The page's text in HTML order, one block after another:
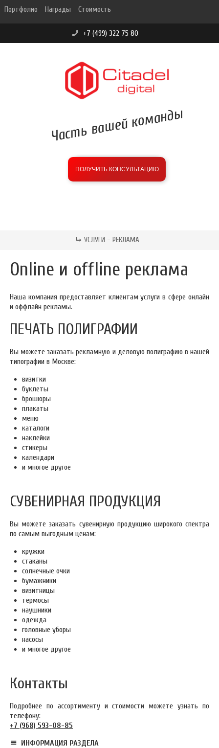
Портфолио Награды Стоимость
+7 (499) 322 75 80
Часть вашей команды
ПОЛУЧИТЬ КОНСУЛЬТАЦИЮ
бесплатная
оценка
УСЛУГИ - РЕКЛАМА
Online и offline реклама
Наша компания предоставляет клиентам услуги в сфере онлайн
и оффлайн рекламы.
ПЕЧАТЬ ПОЛИГРАФИИ
Вы можете заказать рекламную и деловую полиграфию в нашей
типографии в Москве:
визитки
буклеты
брошюры
плакаты
меню
каталоги
наклейки
стикеры
календари
и многое другое
СУВЕНИРНАЯ ПРОДУКЦИЯ
Вы можете заказать сувенирную продукцию широкого спектра
по самым выгодным ценам:
кружки
стаканы
солнечные очки
бумажники
визитницы
термосы
наушники
одежда
головные уборы
насосы
и многое другое
Контакты
Подробнее по ассортименту и стоимости можете узнать по
телефону:
+7 (968) 593-08-85
ИНФОРМАЦИЯ РАЗДЕЛА